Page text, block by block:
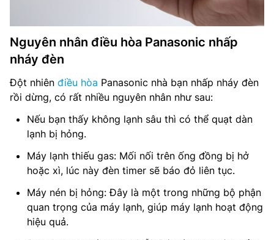
Nguyên nhân điều hòa Panasonic nhấp
nháy đèn
Đột nhiên điều hòa Panasonic nhà bạn nhấp nháy đèn
rồi dừng, có rất nhiều nguyên nhân như sau:
Nếu bạn thấy không lạnh sâu thì có thể quạt dàn
lạnh bị hỏng.
Máy lạnh thiếu gas: Mối nối trên ống đồng bị hở
hoặc xì, lúc này đèn timer sẽ báo đỏ liên tục.
Máy nén bị hỏng: Đây là một trong những bộ phận
quan trọng của máy lạnh, giúp máy lạnh hoạt động
hiệu quả.